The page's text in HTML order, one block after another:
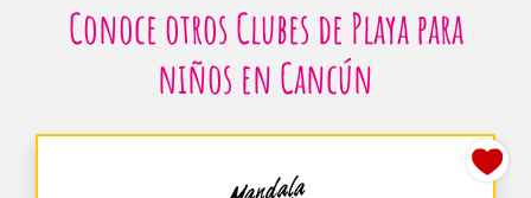
Conoce otros Clubes de Playa para
niños en Cancún